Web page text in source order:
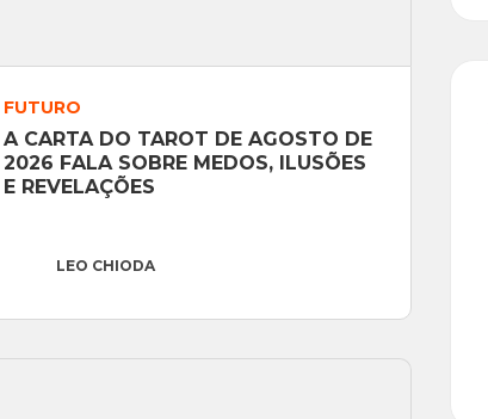
FUTURO
A CARTA DO TAROT DE AGOSTO DE
2026 FALA SOBRE MEDOS, ILUSÕES
E REVELAÇÕES
LEO CHIODA